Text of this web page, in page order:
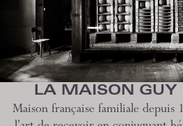
LA MAISON GUY
Maison française familiale depuis